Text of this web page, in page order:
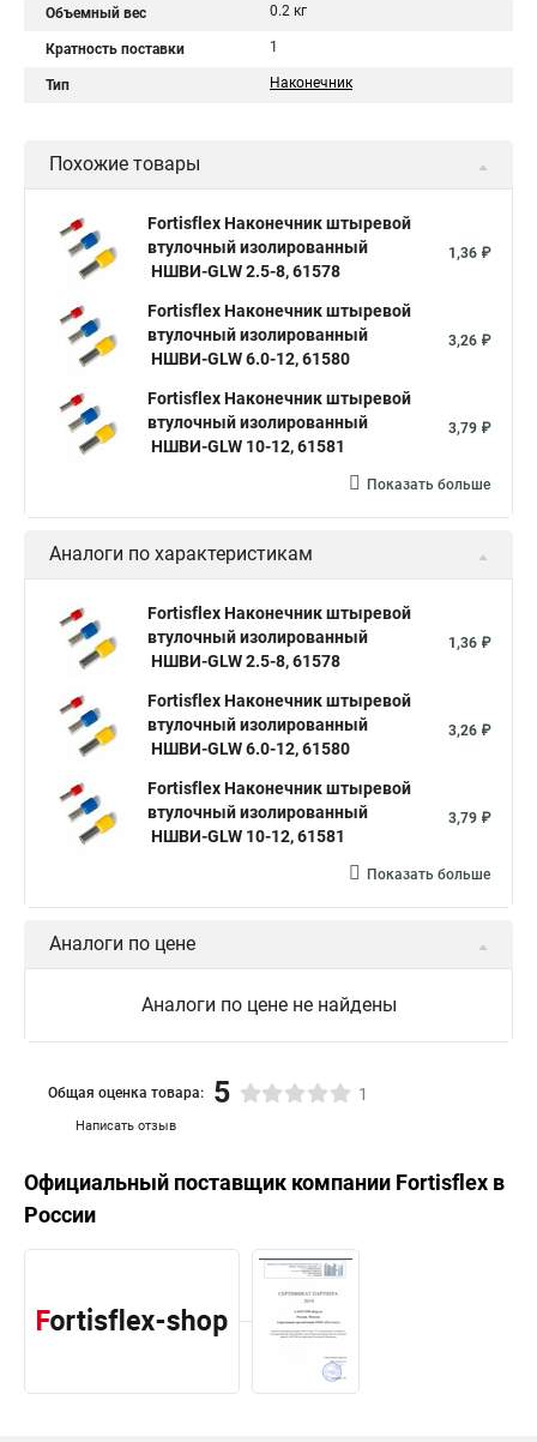
Объемный вес 0.2 кг
Кратность поставки 1
Тип Наконечник
Похожие товары
Fortisflex Наконечник штыревой
втулочный изолированный
НШВИ-GLW 2.5-8, 61578
1,36 ₽
Fortisflex Наконечник штыревой
втулочный изолированный
НШВИ-GLW 6.0-12, 61580
3,26 ₽
Fortisflex Наконечник штыревой
втулочный изолированный
НШВИ-GLW 10-12, 61581
3,79 ₽
Показать больше
Аналоги по характеристикам
Fortisflex Наконечник штыревой
втулочный изолированный
НШВИ-GLW 2.5-8, 61578
1,36 ₽
Fortisflex Наконечник штыревой
втулочный изолированный
НШВИ-GLW 6.0-12, 61580
3,26 ₽
Fortisflex Наконечник штыревой
втулочный изолированный
НШВИ-GLW 10-12, 61581
3,79 ₽
Показать больше
Аналоги по цене
Аналоги по цене не найдены
Написать отзыв
Общая оценка товара: 5 1
Официальный поставщик компании Fortisflex в
России